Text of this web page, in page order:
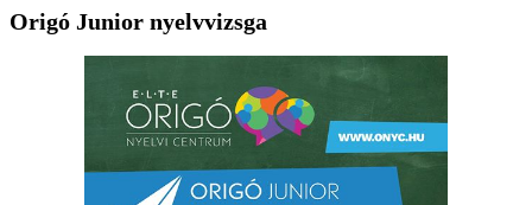
Origó Junior nyelvvizsga